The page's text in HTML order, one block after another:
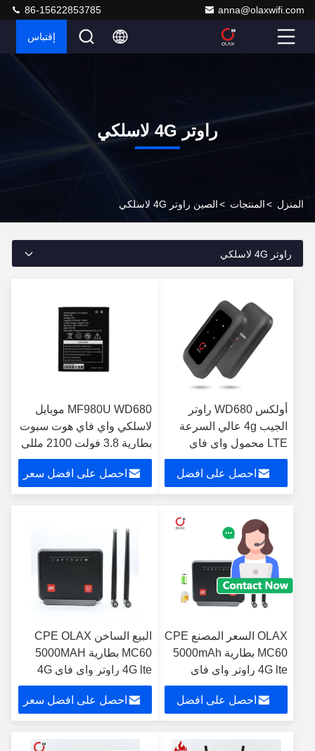
anna@olaxwifi.com
86-15622853785
إقتباس
راوتر 4G لاسلكي
المنزل >المنتجات >الصين راوتر 4G لاسلكي
راوتر 4G لاسلكي
أولكس WD680 راوتر
الجيب 4g عالي السرعة
LTE محمول واي فاي
نقطة اتصال 2100 مللي
أمبير
احصل على افضل
MF980U WD680 موبايل
لاسلكي واي فاي هوت سبوت
بطارية 3.8 فولت 2100 مللي
أمبير
احصل على افضل سعر
OLAX السعر المصنع CPE
MC60 بطارية 5000mAh
4G lte راوتر واي فاي
داخلي مودم راوتر CPE
4G واي فاي مع فتحة
بطاقة سيم
احصل على افضل
البيع الساخن CPE OLAX
MC60 بطارية 5000MAH
4G lte راوتر واي فاي 4G
مودم راوتر CPE 4G واي
فاي
احصل على افضل سعر